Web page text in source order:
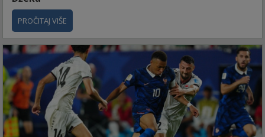
PROČITAJ VIŠE